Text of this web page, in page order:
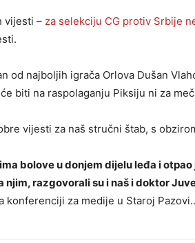
vijesti – za selekciju CG protiv Srbije
od najboljih igrača Orlova Dušan
biti na raspolaganju Piksiju ni za
vijesti za naš stručni štab, s
bolove u donjem dijelu leđa i
njim, razgovorali su i naš i doktor
konferenciji za medije u Staroj Pazovi..